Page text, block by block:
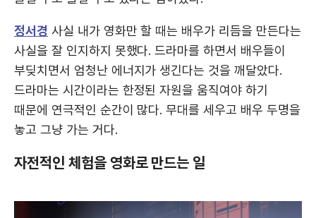
정서경 사실 내가 영화만 할 때는 배우가 리듬을 만든다는
사실을 잘 인지하지 못했다. 드라마를 하면서 배우들이
부딪치면서 엄청난 에너지가 생긴다는 것을 깨달았다.
드라마는 시간이라는 한정된 자원을 움직여야 하기
때문에 연극적인 순간이 많다. 무대를 세우고 배우 두명을
놓고 그냥 가는 거다.
자전적인 체험을 영화로 만드는 일